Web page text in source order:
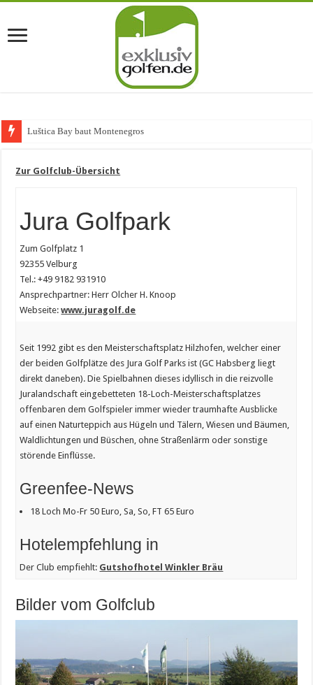
Luštica Bay baut Montenegros erste
Zur Golfclub-Übersicht
Jura Golfpark
Zum Golfplatz 1
92355 Velburg
Tel.: +49 9182 931910
Ansprechpartner: Herr Olcher H. Knoop
Webseite:www.juragolf.de
Seit 1992 gibt es den Meisterschaftsplatz Hilzhofen, welcher einer
der beiden Golfplätze des Jura Golf Parks ist (GC Habsberg liegt
direkt daneben). Die Spielbahnen dieses idyllisch in die reizvolle
Juralandschaft eingebetteten 18-Loch-Meisterschaftsplatzes
offenbaren dem Golfspieler immer wieder traumhafte Ausblicke
auf einen Naturteppich aus Hügeln und Tälern, Wiesen und Bäumen,
Waldlichtungen und Büschen, ohne Straßenlärm oder sonstige
störende Einflüsse.
Greenfee-News
18 Loch Mo-Fr 50 Euro, Sa, So, FT 65 Euro
Hotelempfehlung in
Der Club empfiehlt: Gutshofhotel Winkler Bräu
Bilder vom Golfclub